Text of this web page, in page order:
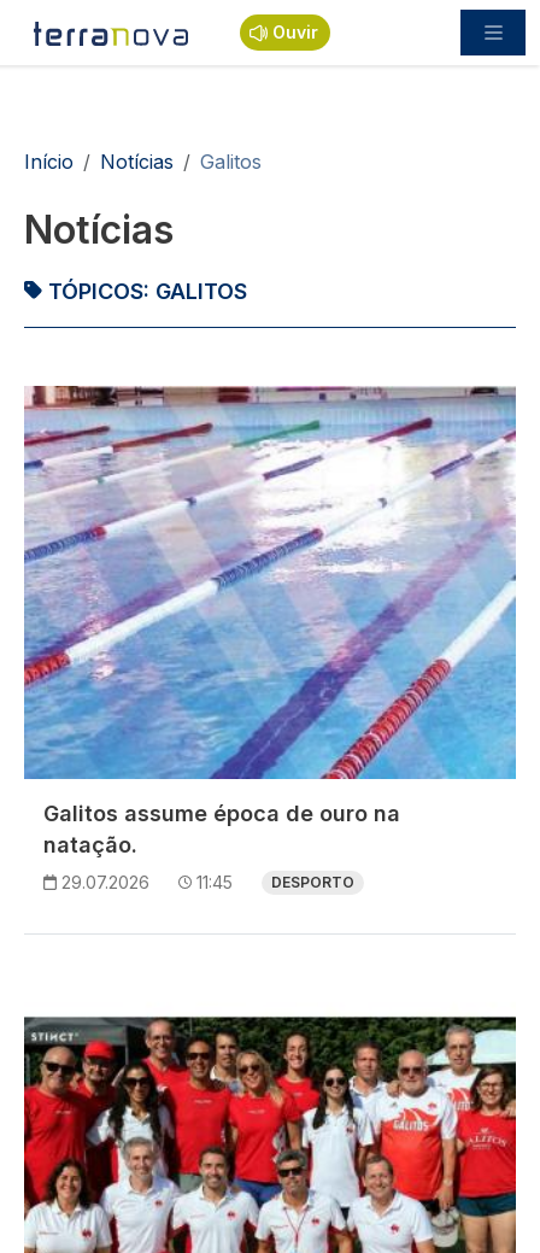
Passar para o conteúdo principal
Ouvir
Navegação estrutural
Início Notícias Galitos
Notícias
TÓPICOS: GALITOS
Imagem
Galitos assume época de ouro na
natação.
29.07.2026 11:45 DESPORTO